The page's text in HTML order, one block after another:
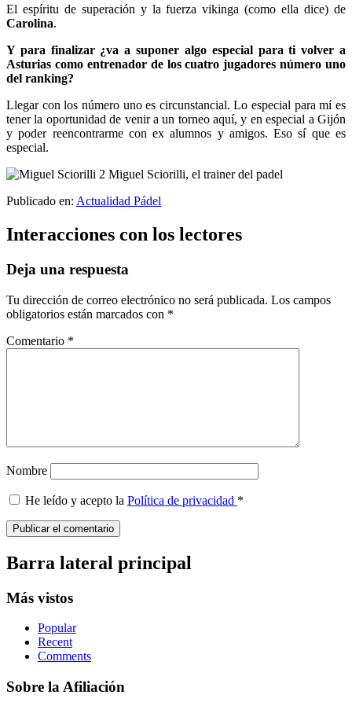
El espíritu de superación y la fuerza vikinga (como ella dice) de
Carolina.
Y para finalizar ¿va a suponer algo especial para ti volver a
Asturias como entrenador de los cuatro jugadores número uno
del ranking?
Llegar con los número uno es circunstancial. Lo especial para mí es
tener la oportunidad de venir a un torneo aquí, y en especial a Gijón
y poder reencontrarme con ex alumnos y amigos. Eso sí que es
especial.
Publicado en: Actualidad Pádel
Interacciones con los lectores
Deja una respuesta
Tu dirección de correo electrónico no será publicada. Los campos
obligatorios están marcados con *
Comentario *
Nombre
He leído y acepto la Política de privacidad *
Barra lateral principal
Más vistos
Popular
Recent
Comments
Sobre la Afiliación